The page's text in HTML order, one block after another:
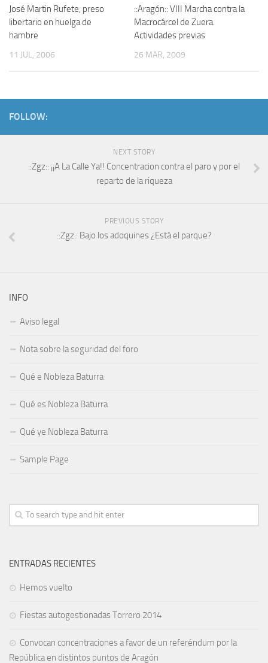
José Martin Rufete, preso
libertario en huelga de
hambre
11 JUL, 2006
::Aragón:: VIII Marcha contra la
Macrocárcel de Zuera.
Actividades previas
26 MAR, 2009
FOLLOW:
NEXT STORY
::Zgz:: ¡¡A La Calle Ya!! Concentracion contra el paro y por el
reparto de la riqueza
PREVIOUS STORY
::Zgz:: Bajo los adoquines ¿Está el parque?
INFO
Aviso legal
Nota sobre la seguridad del foro
Qué e Nobleza Baturra
Qué es Nobleza Baturra
Qué ye Nobleza Baturra
Sample Page
ENTRADAS RECIENTES
Hemos vuelto
Fiestas autogestionadas Torrero 2014
Convocan concentraciones a favor de un referéndum por la
República en distintos puntos de Aragón